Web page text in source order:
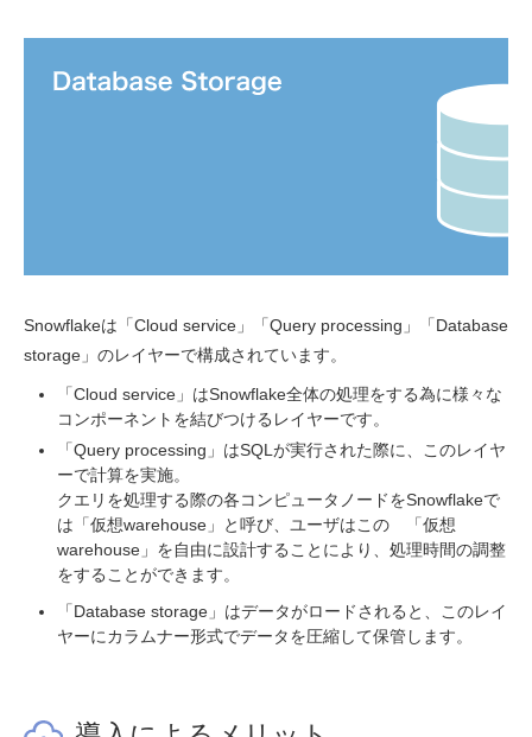
Snowflakeは「Cloud service」「Query processing」「Database
storage」のレイヤーで構成されています。
「Cloud service」はSnowflake全体の処理をする為に様々な
コンポーネントを結びつけるレイヤーです。
「Query processing」はSQLが実行された際に、このレイヤ
ーで計算を実施。
クエリを処理する際の各コンピュータノードをSnowflakeで
は「仮想warehouse」と呼び、ユーザはこの 「仮想
warehouse」を自由に設計することにより、処理時間の調整
をすることができます。
「Database storage」はデータがロードされると、このレイ
ヤーにカラムナー形式でデータを圧縮して保管します。